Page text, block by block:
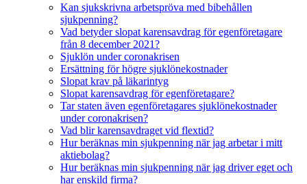
Kan sjukskrivna arbetspröva med bibehållen
sjukpenning?
Vad betyder slopat karensavdrag för egenföretagare
från 8 december 2021?
Sjuklön under coronakrisen
Ersättning för högre sjuklönekostnader
Slopat krav på läkarintyg
Slopat karensavdrag för egenföretagare?
Tar staten även egenföretagares sjuklönekostnader
under coronakrisen?
Vad blir karensavdraget vid flextid?
Hur beräknas min sjukpenning när jag arbetar i mitt
aktiebolag?
Hur beräknas min sjukpenning när jag driver eget och
har enskild firma?